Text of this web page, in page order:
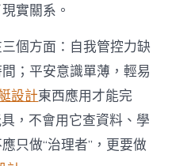
實關系。
個方面：自我管控力缺
間；平安意識單薄，輕易
設計東西應用才能完
，不會用它查資料、學
只做“治理者”，更要做